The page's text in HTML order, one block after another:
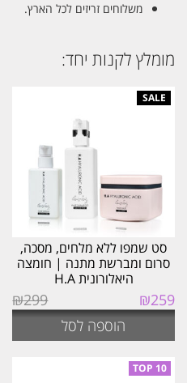
משלוחים זריזים לכל הארץ.
מומלץ לקנות יחד:
סט שמפו ללא מלחים, מסכה,
סרום ומברשת מתנה | חומצה
היאלורונית H.A
₪299
המחיר
המקורי
₪299.
₪259
הנוכחי
הוא:
₪259.
הוספה לסל